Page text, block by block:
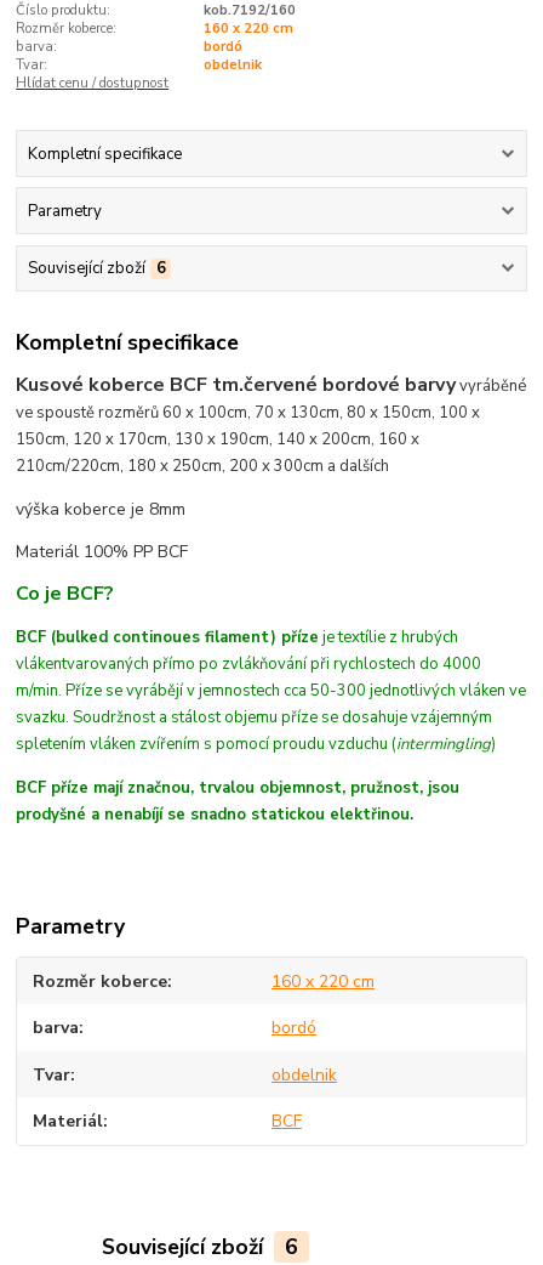
Číslo produktu:
kob.7192/160
Rozměr koberce:
160 x 220 cm
barva:
bordó
Tvar:
obdelnik
Hlídat cenu / dostupnost
Kompletní specifikace
Parametry
Související zboží 6
Kompletní specifikace
Kusové koberce BCF tm.červené bordové barvyvyráběné
ve spoustě rozměrů 60 x 100cm, 70 x 130cm, 80 x 150cm, 100 x
150cm, 120 x 170cm, 130 x 190cm, 140 x 200cm, 160 x
210cm/220cm, 180 x 250cm, 200 x 300cm a dalších
výška koberce je 8mm
Materiál 100% PP BCF
Co je BCF?
BCF (bulked continoues filament) příze je textílie z hrubých
vlákentvarovanýchpřímo po zvlákňování při rychlostech do 4000
m/min. Příze se vyrábějí v jemnostech cca 50-300 jednotlivých vláken ve
svazku. Soudržnost a stálost objemu příze se dosahuje vzájemným
spletením vláken zvířením s pomocí proudu vzduchu (intermingling)
BCF příze mají značnou, trvalou objemnost, pružnost, jsou
prodyšné a nenabíjí se snadno statickou elektřinou.
Parametry
Rozměr koberce 160 x 220 cm
barva bordó
Tvar obdelnik
Materiál BCF
Související zboží 6